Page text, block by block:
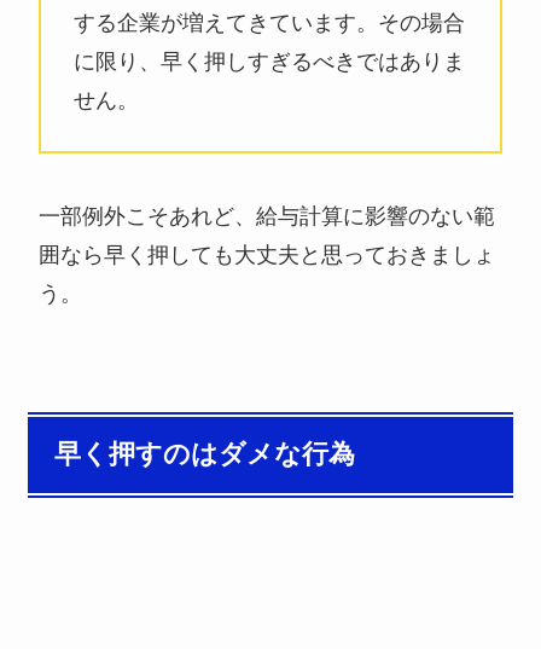
する企業が増えてきています。その場合
に限り、早く押しすぎるべきではありま
せん。
一部例外こそあれど、給与計算に影響のない範
囲なら早く押しても大丈夫と思っておきましょ
う。
早く押すのはダメな行為